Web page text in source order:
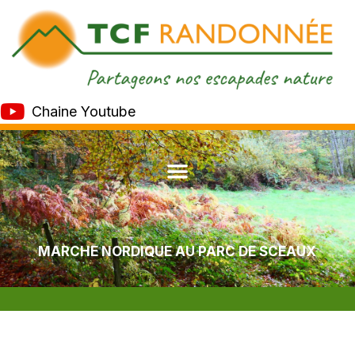
Chaine Youtube
MARCHE NORDIQUE AU PARC DE SCEAUX